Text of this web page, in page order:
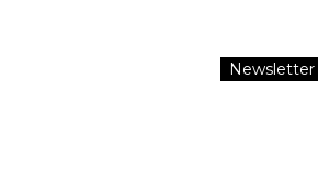
Newsletter